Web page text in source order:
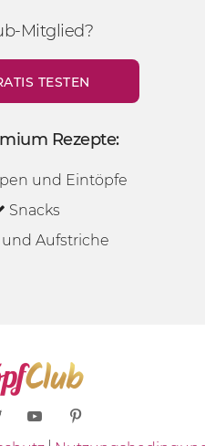
Mitglied?
TESTEN
Rezepte:
und Eintöpfe
Snacks
und Aufstriche